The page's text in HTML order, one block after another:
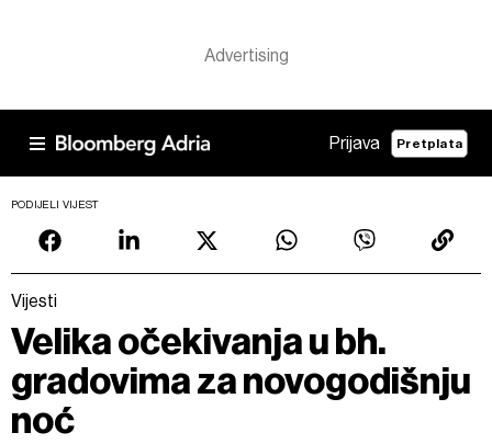
Prijava Pretplata
PODIJELI VIJEST
Vijesti
Velika očekivanja u bh.
gradovima za novogodišnju
noć